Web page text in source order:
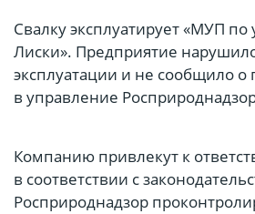
Свалку эксплуатирует «МУП по
Лиски». Предприятие
эксплуатации и не сообщило о
в управление
Компанию привлекут к
в соответствии с
Росприроднадзор